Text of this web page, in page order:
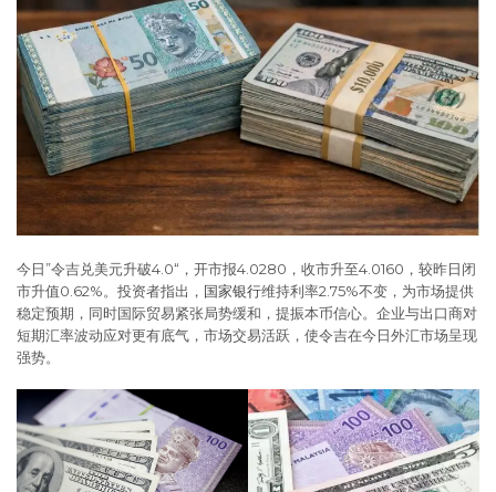
今日”令吉兑美元升破4.0“，开市报4.0280，收市升至4.0160，较昨日闭
市升值0.62%。投资者指出， 国家银行维持利率2.75%不变，为市场提供
稳定预期，同时国际贸易紧张局势缓和，提振本币信心。企业与出口商对
短期汇率波动应对更有底气，市场交易活跃，使令吉在今日外汇市场呈现
强势。